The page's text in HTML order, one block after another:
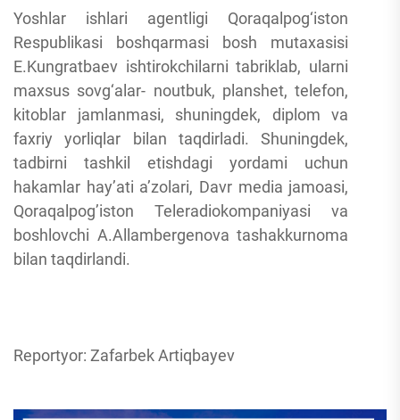
Yoshlar ishlari agentligi Qoraqalpog‘iston
Respublikasi boshqarmasi bosh mutaxasisi
E.Kungratbaev ishtirokchilarni tabriklab, ularni
maxsus sovg‘alar- noutbuk, planshet, telefon,
kitoblar jamlanmasi, shuningdek, diplom va
faxriy yorliqlar bilan taqdirladi. Shuningdek,
tadbirni tashkil etishdagi yordami uchun
hakamlar hay’ati a’zolari, Davr media jamoasi,
Qoraqalpog’iston Teleradiokompaniyasi va
boshlovchi A.Allambergenova tashakkurnoma
bilan taqdirlandi.
Reportyor: Zafarbek Artiqbayev